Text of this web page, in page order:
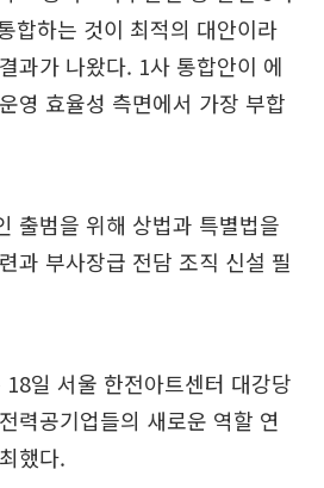
합하는 것이 최적의 대안이라
과가 나왔다. 1사 통합안이 에
영 효율성 측면에서 가장 부합
출범을 위해 상법과 특별법을
과 부사장급 전담 조직 신설 필
일 서울 한전아트센터 대강당
력공기업들의 새로운 역할 연
했다.